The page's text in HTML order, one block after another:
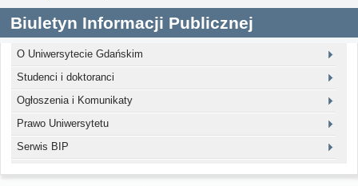
Biuletyn Informacji Publicznej
O Uniwersytecie Gdańskim
Studenci i doktoranci
Ogłoszenia i Komunikaty
Prawo Uniwersytetu
Serwis BIP